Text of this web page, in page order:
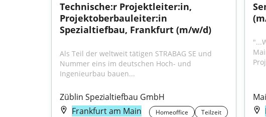
Technische:r Projektleiter:in,
Projektoberbauleiter:in
Spezialtiefbau, Frankfurt (m/w/d)
Als Teil der weltweit tätigen STRABAG SE und
Nummer eins im deutschen Hoch- und
Ingenieurbau bauen...
Züblin Spezialtiefbau GmbH
Frankfurt am Main
Homeoffice Teilzeit